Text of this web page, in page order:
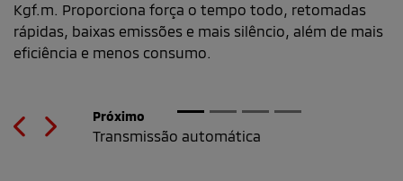
Kgf.m. Proporciona força o tempo todo, retomadas
rápidas, baixas emissões e mais silêncio, além de mais
eficiência e menos consumo.
PreviousNext